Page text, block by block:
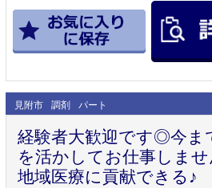
見附市 調剤 パート
経験者大歓迎です◎今ま
を活かしてお仕事しま
地域医療に貢献できる♪